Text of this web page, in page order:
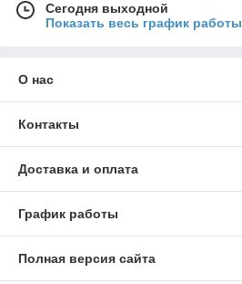
Сегодня выходной
Показать весь график работы
О нас
Контакты
Доставка и оплата
График работы
Полная версия сайта